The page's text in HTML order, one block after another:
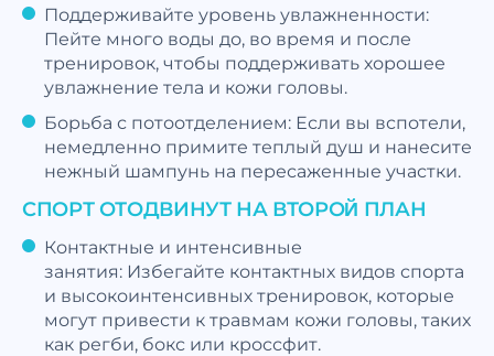
Поддерживайте уровень увлажненности:
Пейте много воды до, во время и после
тренировок, чтобы поддерживать хорошее
увлажнение тела и кожи головы.
Борьба с потоотделением: Если вы вспотели,
немедленно примите теплый душ и нанесите
нежный шампунь на пересаженные участки.
СПОРТ ОТОДВИНУТ НА ВТОРОЙ ПЛАН
Контактные и интенсивные
занятия: Избегайте контактных видов спорта
и высокоинтенсивных тренировок, которые
могут привести к травмам кожи головы, таких
как регби, бокс или кроссфит.